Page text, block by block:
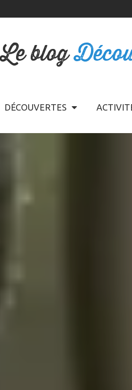
Le blog
DÉCOUVERTES